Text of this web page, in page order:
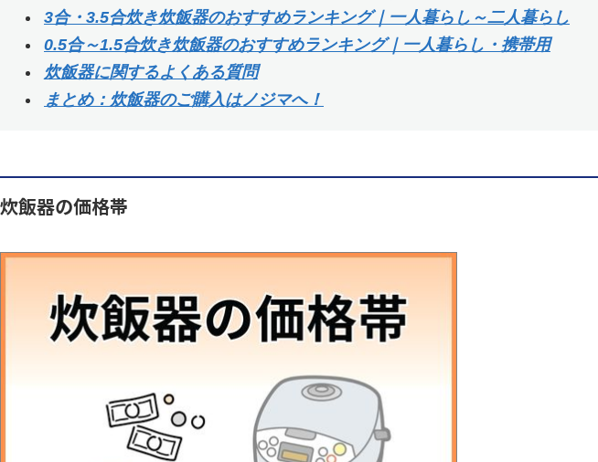
3合・3.5合炊き炊飯器のおすすめランキング｜一人暮らし～二人暮らし
0.5合～1.5合炊き炊飯器のおすすめランキング｜一人暮らし・携帯用
炊飯器に関するよくある質問
まとめ：炊飯器のご購入はノジマへ！
炊飯器の価格帯